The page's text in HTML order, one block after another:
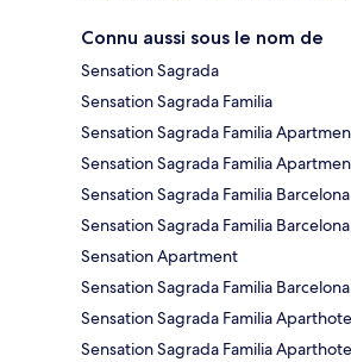
Connu aussi sous le nom de
Sensation Sagrada
Sensation Sagrada Familia
Sensation Sagrada Familia
Sensation Sagrada Familia
Sensation Sagrada Familia Barcelona
Sensation Sagrada Familia
Sensation Apartment
Sensation Sagrada Familia Barcelona
Sensation Sagrada Familia
Sensation Sagrada Familia